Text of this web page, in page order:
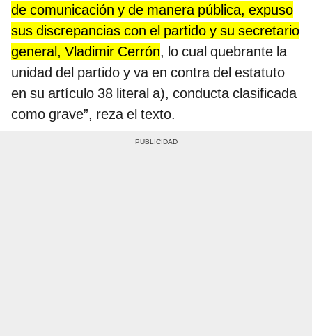
de comunicación y de manera pública, expuso
sus discrepancias con el partido y su secretario
general, Vladimir Cerrón, lo cual quebrante la
unidad del partido y va en contra del estatuto
en su artículo 38 literal a), conducta clasificada
como grave”, reza el texto.